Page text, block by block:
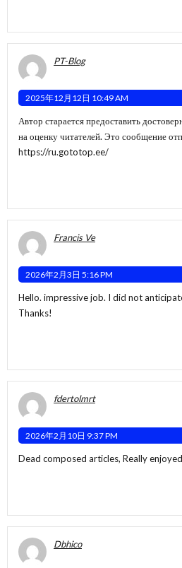
PT-Blog
2025年12月12日 10:49 AM
Автор старается предоставить
на оценку читателей. Это сообщение
https://ru.gototop.ee/
Francis Ve
2026年2月3日 5:16 PM
Hello. impressive job. I did not
Thanks!
fdertolmrt
2026年2月10日 9:37 PM
Dead composed articles, Really
Dbhico